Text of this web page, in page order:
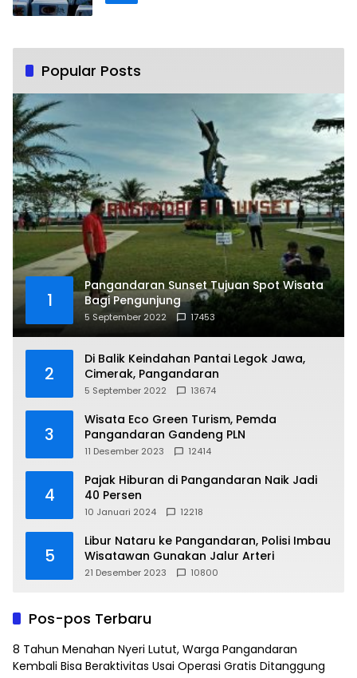
Popular Posts
1
Pangandaran Sunset Tujuan Spot Wisata
Bagi Pengunjung
5 September 2022 17453
2
Di Balik Keindahan Pantai Legok Jawa,
Cimerak, Pangandaran
5 September 2022 13674
3
Wisata Eco Green Turism, Pemda
Pangandaran Gandeng PLN
11 Desember 2023 12414
4
Pajak Hiburan di Pangandaran Naik Jadi
40 Persen
10 Januari 2024 12218
5
Libur Nataru ke Pangandaran, Polisi Imbau
Wisatawan Gunakan Jalur Arteri
21 Desember 2023 10800
Pos-pos Terbaru
8 Tahun Menahan Nyeri Lutut, Warga Pangandaran
Kembali Bisa Beraktivitas Usai Operasi Gratis Ditanggung